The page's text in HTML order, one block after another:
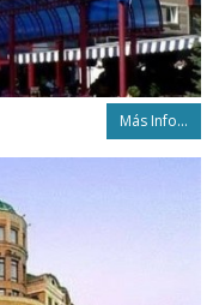
Más Info...